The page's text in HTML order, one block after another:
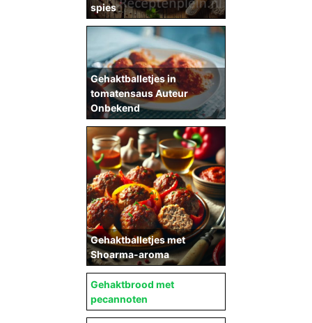
spies
Gehaktballetjes in
tomatensaus Auteur
Onbekend
Gehaktballetjes met
Shoarma-aroma
Gehaktbrood met
pecannoten